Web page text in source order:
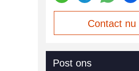
Contact nu
Post ons